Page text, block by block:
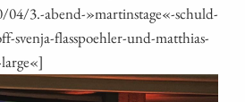
3.-abend-»martinstage«-schuld-
svenja-flasspoehler-und-matthias-